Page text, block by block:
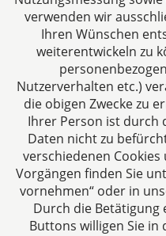
Das europäische
Impressum
verwenden wir
Ihren Wünschen
weiterentwickeln zu
Nutzerverhalten etc.)
die obigen Zwecke zu
Ihrer Person ist durch
Daten nicht zu
verschiedenen
Vorgängen finden Sie
vornehmen“ oder in
Durch die Betätigung
Buttons willigen Sie in